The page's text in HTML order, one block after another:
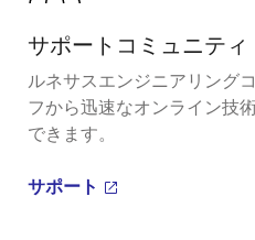
サポートコミュニティ
ルネサスエンジニアリング
フから迅速なオンライン技
できます。
サポート